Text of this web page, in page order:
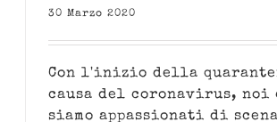
30 Marzo 2020
Con l'inizio della
causa del coronavirus, noi
siamo appassionati di